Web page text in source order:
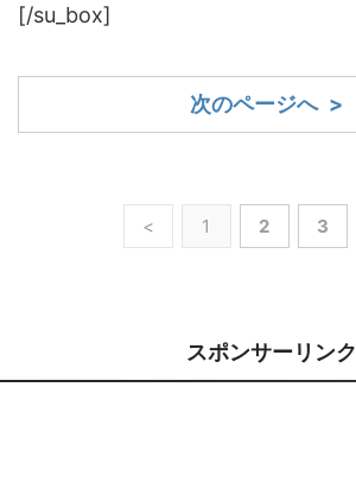
[/su_box]
次のページへ >
< 1 2 3
スポンサーリンク